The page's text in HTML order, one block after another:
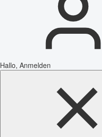
Hallo, Anmelden